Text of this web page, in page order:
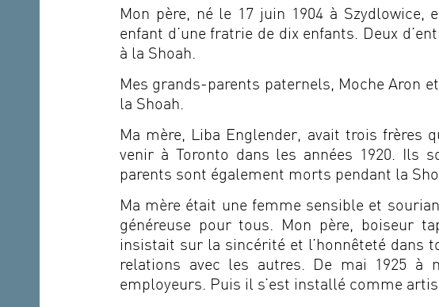
Mon père, né le 17 juin 1904 à Szydlowice,
enfant d’une fratrie de dix enfants. Deux
à la Shoah.
Mes grands-parents paternels, Moche Aron
la Shoah.
Ma mère, Liba Englender, avait trois frères
venir à Toronto dans les années 1920. Ils
parents sont également morts pendant la
Ma mère était une femme sensible et
généreuse pour tous. Mon père, boiseur
insistait sur la sincérité et l’honnêteté dans
relations avec les autres. De mai 1925 à
employeurs. Puis il s’est installé comme